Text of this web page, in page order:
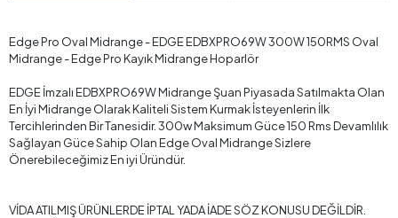
Edge Pro Oval Midrange - EDGE EDBXPRO69W 300W 150RMS Oval
Midrange - Edge Pro Kayık Midrange Hoparlör
EDGE İmzalı EDBXPRO69W Midrange Şuan Piyasada Satılmakta Olan
En İyi Midrange Olarak Kaliteli Sistem Kurmak İsteyenlerin İlk
Tercihlerinden Bir Tanesidir. 300w Maksimum Güce 150 Rms Devamlılık
Sağlayan Güce Sahip Olan Edge Oval Midrange Sizlere
Önerebileceğimiz En iyi Üründür.
VİDA ATILMIŞ ÜRÜNLERDE İPTAL YADA İADE SÖZ KONUSU DEĞİLDİR.